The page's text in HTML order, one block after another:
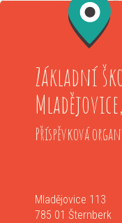
Základní
Příspěvková
Mladějovice 113
785 01 Šternberk